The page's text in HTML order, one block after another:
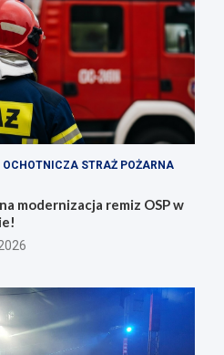
OCHOTNICZA STRAŻ POŻARNA
modernizacja remiz OSP w